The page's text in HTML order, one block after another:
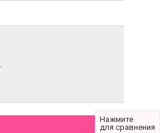
Нажмите
для сравнения